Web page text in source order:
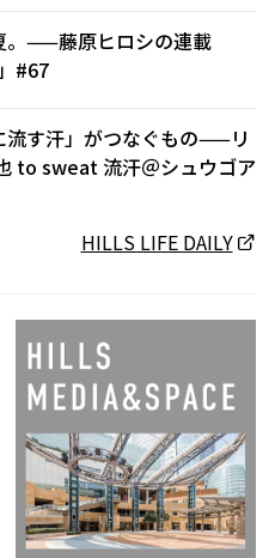
。——藤原ヒロシの連載
#67
流す汗」がつなぐもの——リ
to sweat 流汗＠シュウゴア
HILLS LIFE DAILY